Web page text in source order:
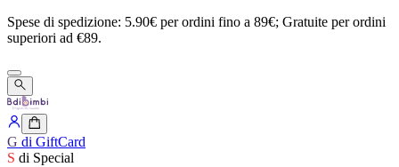
Spese di spedizione: 5.90€ perordini fino a 89€; Gratuite perordini
superiori ad €89.
G di GiftCard
S di Special